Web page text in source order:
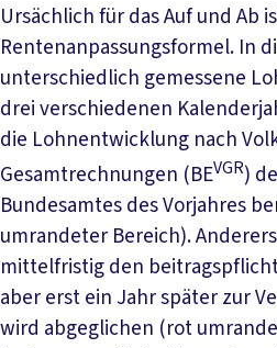
Ursächlich für das Auf und Ab
Rentenanpassungsformel. In
unterschiedlich gemessene
drei verschiedenen
die Lohnentwicklung nach
Gesamtrechnungen (BEVGR)
Bundesamtes des Vorjahres
umrandeter Bereich).
mittelfristig den
aber erst ein Jahr später zur
wird abgeglichen (rot